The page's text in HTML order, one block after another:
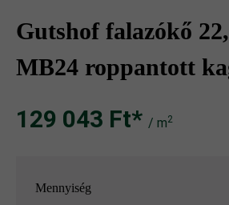
Gutshof falazókő
MB24 roppantott
129 043 Ft‎‎‎* / m2
Mennyiség